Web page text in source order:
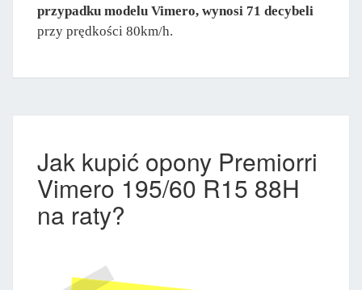
przypadku modelu Vimero, wynosi 71 decybeli
przy prędkości 80km/h.
Jak kupić opony Premiorri
Vimero 195/60 R15 88H
na raty?